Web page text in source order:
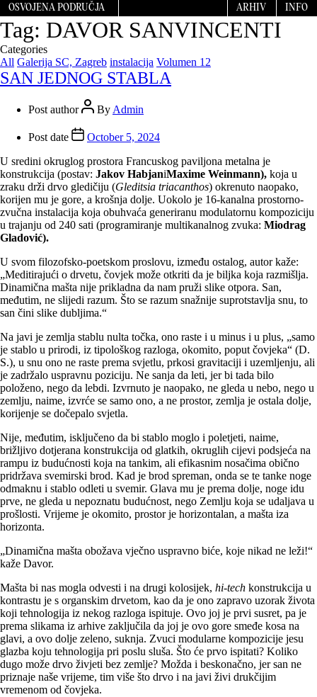
OSVOJENA PODRUČJA ARHIV INFO
Tag: DAVOR SANVINCENTI
Categories
All Galerija SC, Zagreb instalacija Volumen 12
SAN JEDNOG STABLA
Post author By Admin
Post date
October 5, 2024
U sredini okruglog prostora Francuskog paviljona metalna je
konstrukcija (postav: Jakov HabjaniMaxime Weinmann), koja u
zraku drži drvo gledičiju (Gleditsia triacanthos) okrenuto naopako,
korijen mu je gore, a krošnja dolje. Uokolo je 16-kanalna prostorno-
zvučna instalacija koja obuhvaća generiranu modulatornu kompoziciju
u trajanju od 240 sati (programiranje multikanalnog zvuka: Miodrag
Gladović).
U svom filozofsko-poetskom proslovu, između ostalog, autor kaže:
„Meditirajući o drvetu, čovjek može otkriti da je biljka koja razmišlja.
Dinamična mašta nije prikladna da nam pruži slike otpora. San,
međutim, ne slijedi razum. Što se razum snažnije suprotstavlja snu, to
san čini slike dubljima.“
Na javi je zemlja stablu nulta točka, ono raste i u minus i u plus, „samo
je stablo u prirodi, iz tipološkog razloga, okomito, poput čovjeka“ (D.
S.), u snu ono ne raste prema svjetlu, prkosi gravitaciji i uzemljenju, ali
je zadržalo uspravnu poziciju. Ne sanja da leti, jer bi tada bilo
položeno, nego da lebdi. Izvrnuto je naopako, ne gleda u nebo, nego u
zemlju, naime, izvrće se samo ono, a ne prostor, zemlja je ostala dolje,
korijenje se dočepalo svjetla.
Nije, međutim, isključeno da bi stablo moglo i poletjeti, naime,
brižljivo dotjerana konstrukcija od glatkih, okruglih cijevi podsjeća na
rampu iz budućnosti koja na tankim, ali efikasnim nosačima obično
pridržava svemirski brod. Kad je brod spreman, onda se te tanke noge
odmaknu i stablo odleti u svemir. Glava mu je prema dolje, noge idu
prve, ne gleda u nepoznatu budućnost, nego Zemlju koja se udaljava u
prošlosti. Vrijeme je okomito, prostor je horizontalan, a mašta iza
horizonta.
„Dinamična mašta obožava vječno uspravno biće, koje nikad ne leži!“
kaže Davor.
Mašta bi nas mogla odvesti i na drugi kolosijek, hi-tech konstrukcija u
kontrastu je s organskim drvetom, kao da je ono zapravo uzorak života
koji tehnologija iz nekog razloga ispituje. Ovo joj je prvi susret, pa je
prema slikama iz arhive zaključila da joj je ovo gore smeđe kosa na
glavi, a ovo dolje zeleno, suknja. Zvuci modularne kompozicije jesu
glazba koju tehnologija pri poslu sluša. Što će prvo ispitati? Koliko
dugo može drvo živjeti bez zemlje? Možda i beskonačno, jer san ne
priznaje naše vrijeme, tim više što drvo i na javi živi drukčijim
vremenom od čovjeka.